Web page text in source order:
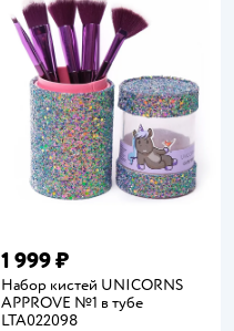
1 999 ₽
Набор кистей UNICORNS
APPROVE №1 в тубе
LTA022098